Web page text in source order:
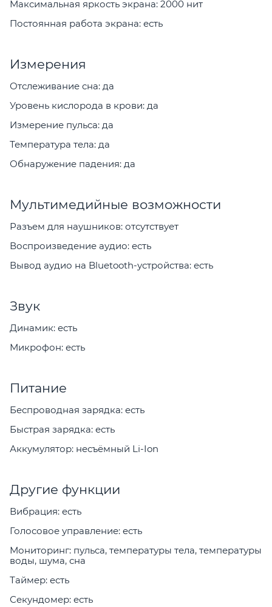
Максимальная яркость экрана: 2000 нит
Постоянная работа экрана: есть
Измерения
Отслеживание сна: да
Уровень кислорода в крови: да
Измерение пульса: да
Температура тела: да
Обнаружение падения: да
Мультимедийные возможности
Разъем для наушников: отсутствует
Воспроизведение аудио: есть
Вывод аудио на Bluetooth-устройства: есть
Звук
Динамик: есть
Микрофон: есть
Питание
Беспроводная зарядка: есть
Быстрая зарядка: есть
Аккумулятор: несъёмный Li-Ion
Другие функции
Вибрация: есть
Голосовое управление: есть
Мониторинг: пульса, температуры тела, температуры
воды, шума, сна
Таймер: есть
Секундомер: есть